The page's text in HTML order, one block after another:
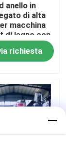
anello in
di alta
macchina
di legno con
e
a
richiesta